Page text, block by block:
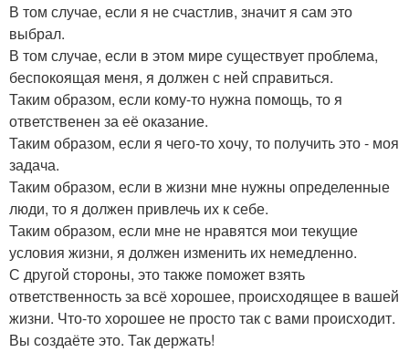
В том случае, если я не счастлив, значит я сам это
выбрал.
В том случае, если в этом мире существует проблема,
беспокоящая меня, я должен с ней справиться.
Таким образом, если кому-то нужна помощь, то я
ответственен за её оказание.
Таким образом, если я чего-то хочу, то получить это - моя
задача.
Таким образом, если в жизни мне нужны определенные
люди, то я должен привлечь их к себе.
Таким образом, если мне не нравятся мои текущие
условия жизни, я должен изменить их немедленно.
С другой стороны, это также поможет взять
ответственность за всё хорошее, происходящее в вашей
жизни. Что-то хорошее не просто так с вами происходит.
Вы создаёте это. Так держать!